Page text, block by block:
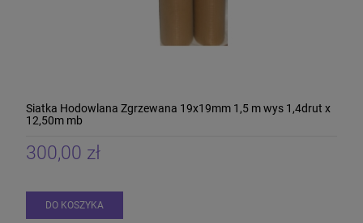
Siatka Hodowlana Zgrzewana 19x19mm 1,5 m wys 1,4drut x
12,50m mb
300,00 zł
DO KOSZYKA